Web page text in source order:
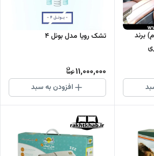
برند
تشک رویا مدل بونل 4
11,000,000
افزودن به سبد